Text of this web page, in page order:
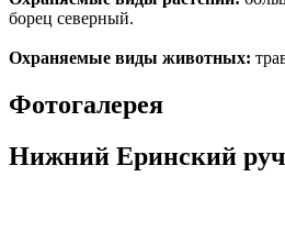
борец северный.
Охраняемые виды животных:
Фотогалерея
Нижний Еринский